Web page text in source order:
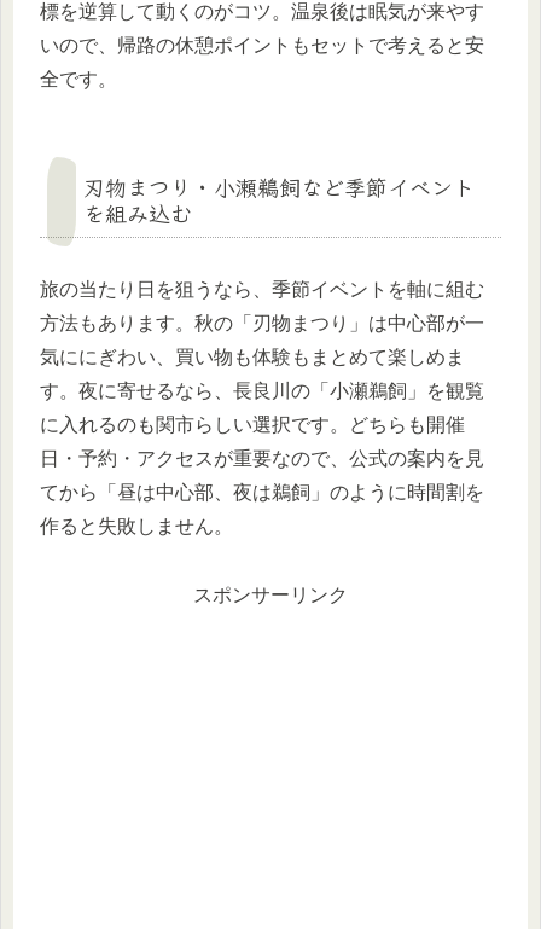
標を逆算して動くのがコツ。温泉後は眠気が来やす
いので、帰路の休憩ポイントもセットで考えると安
全です。
刃物まつり・小瀬鵜飼など季節イベント
を組み込む
旅の当たり日を狙うなら、季節イベントを軸に組む
方法もあります。秋の「刃物まつり」は中心部が一
気ににぎわい、買い物も体験もまとめて楽しめま
す。夜に寄せるなら、長良川の「小瀬鵜飼」を観覧
に入れるのも関市らしい選択です。どちらも開催
日・予約・アクセスが重要なので、公式の案内を見
てから「昼は中心部、夜は鵜飼」のように時間割を
作ると失敗しません。
スポンサーリンク